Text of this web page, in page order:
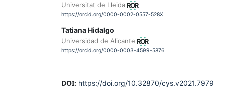
Universitat de Lleida
https://orcid.org/0000-0002-0557-528X
Tatiana Hidalgo
Universidad de Alicante
https://orcid.org/0000-0003-4599-5876
DOI: https://doi.org/10.32870/cys.v2021.7979